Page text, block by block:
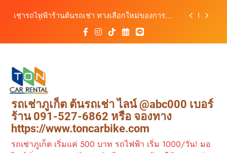
เช่ารถไฟฟ้าร้านต้นรถเช่า ทางเลือกใหม่ของการ
ต้นรถเช่ามอเตอร์ไซค์ภูเก็ต ราคาประหยัด ขี่ง่าย รับ
รถสะดวก 24 ชั่วโมง
สะดวก ราคาประหยัด เริ่มต้นเพียง 150 บาท/วัน
ต้นรถเช่า ครบทุกฟังก์ชันการใช้งาน ครบทุกประเภท
รถ ตอบโจทย์ทุกการเดินทางในภูเก็ต
เช่ารถไฟฟ้าร้านต้นรถเช่า ทางเลือกใหม่ของการ
เที่ยวภูเก็ต ขับเงียบ ประหยัด และทันสมัย
ต้นรถเช่ามอเตอร์ไซค์ภูเก็ต ราคาประหยัด ขี่ง่าย รับ
รถสะดวก 24 ชั่วโมง
รถเช่าภูเก็ต ต้นรถเช่า ไลน์ @abc000 เบอร์
ร้าน 091-527-6862 หรือ จองทาง
https://www.toncarbike.com
รถเช่าภูเก็ต เริ่มแค่ 500 บาท รถไฟฟ้า เริ่ม 1000/วัน! มอ